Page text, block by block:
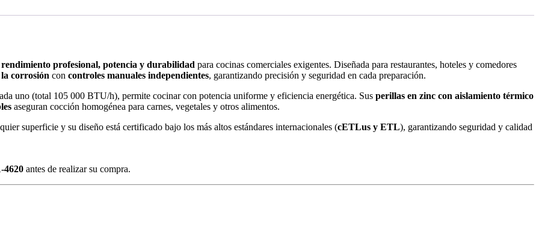
rendimiento profesional, potencia y durabilidad para cocinas comerciales exigentes. Diseñada para restaurantes, hoteles y comedores
corrosión con controles manuales independientes, garantizando precisión y seguridad en cada preparación.
uno (total 105 000 BTU/h), permite cocinar con potencia uniforme y eficiencia energética. Sus perillas en zinc con aislamiento térmico
aseguran cocción homogénea para carnes, vegetales y otros alimentos.
superficie y su diseño está certificado bajo los más altos estándares internacionales (cETLus y ETL), garantizando seguridad y calidad
4620 antes de realizar su compra.